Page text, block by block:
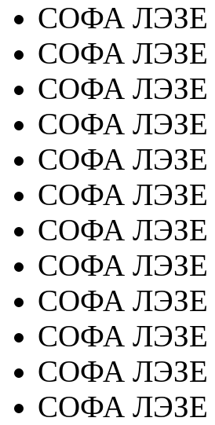
СОФА ЛЭЗЕ
СОФА ЛЭЗЕ
СОФА ЛЭЗЕ
СОФА ЛЭЗЕ
СОФА ЛЭЗЕ
СОФА ЛЭЗЕ
СОФА ЛЭЗЕ
СОФА ЛЭЗЕ
СОФА ЛЭЗЕ
СОФА ЛЭЗЕ
СОФА ЛЭЗЕ
СОФА ЛЭЗЕ